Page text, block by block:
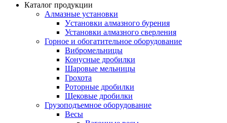
Каталог продукции
Алмазные установки
Уcтановки алмазного бурения
Установки алмазного сверления
Горное и обогатительное оборудование
Вибромельницы
Конусные дробилки
Шаровые мельницы
Грохота
Роторные дробилки
Щековые дробилки
Грузоподъемное оборудование
Весы